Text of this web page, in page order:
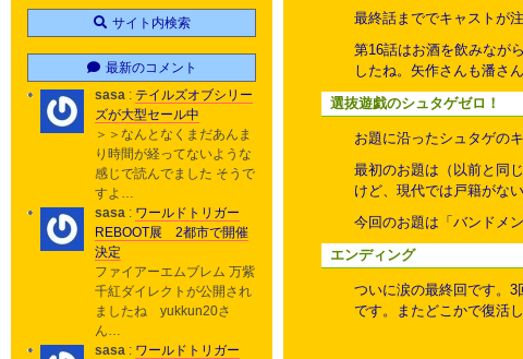
最終話まででキャストが
第16話はお酒を飲みなが
したね。矢作さんも潘さ
選抜遊戯のシュタゲゼロ！
お題に沿ったシュタゲの
最初のお題は（以前と同
けど、現代では戸籍がな
今回のお題は「バンドメ
エンディング
ついに涙の最終回です。
です。またどこかで復活し
サイト内検索
最新のコメント
sasa : テイルズオブシリー
ズが大型セール中
＞＞なんとなくまだあんま
り時間が経ってないような
感じで読んでました そうで
すよ…
sasa : ワールドトリガー
REBOOT展 2都市で開催
決定
ファイアーエムブレム 万紫
千紅ダイレクトが公開され
ましたね yukkun20さ
ん…
sasa : ワールドトリガー